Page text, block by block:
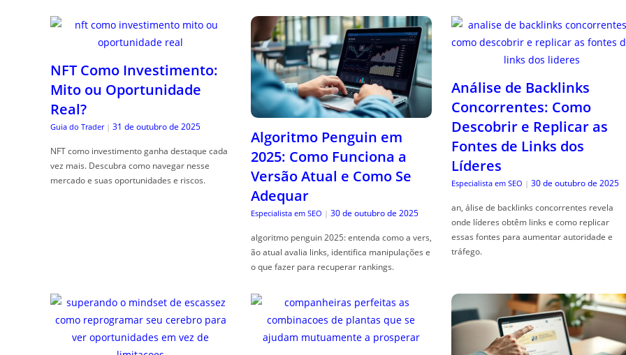
NFT Como Investimento:
Mito ou Oportunidade
Real?
Guia do Trader | 31 de outubro de 2025
NFT como investimento ganha destaque cada
vez mais. Descubra como navegar nesse
mercado e suas oportunidades e riscos.
Algoritmo Penguin em
2025: Como Funciona a
Versão Atual e Como Se
Adequar
Especialista em SEO | 30 de outubro de 2025
algoritmo penguin 2025: entenda como a vers,
ão atual avalia links, identifica manipulações e
o que fazer para recuperar rankings.
Análise de Backlinks
Concorrentes: Como
Descobrir e Replicar as
Fontes de Links dos
Líderes
Especialista em SEO | 30 de outubro de 2025
an, álise de backlinks concorrentes revela
onde líderes obtêm links e como replicar
essas fontes para aumentar autoridade e
tráfego.